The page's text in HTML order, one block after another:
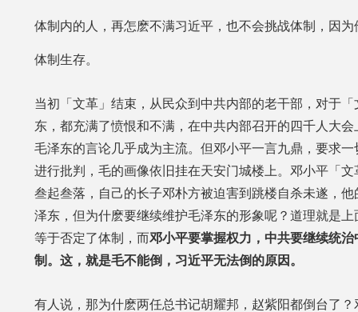
体制内的人，再怎麽不满习近平，也不会挑战体制，因
体制生存。
当初「文革」结束，从民众到中共内部的老干部，对于
东，都充满了愤恨和不满，在中共内部召开的四千人大
毛泽东的言论几乎成为主流。但邓小平一言九鼎，要求
进行批判，毛的画像依旧挂在天安门城楼上。邓小平「
叁起叁落，自己的长子邓朴方被迫害到跳楼自杀未遂，
泽东，但为什麽要继续维护毛泽东的形象呢？道理就是
等于否定了体制，而邓小平要掌握权力，中共要继续统
制。这，就是毛不能倒，习近平无法倒的原因。
有人说，那为什麽两任总书记胡耀邦，赵紫阳都倒台了